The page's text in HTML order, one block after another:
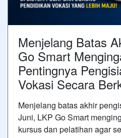
Menjelang Batas
Go Smart
Pentingnya
Vokasi Secara
Menjelang batas akhir
Juni, LKP Go Smart
kursus dan pelatihan agar